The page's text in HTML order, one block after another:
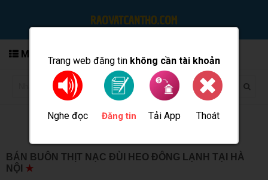
Trang web đăng tin không cần tài khoản
Nghe đọc Đăng tin Tải App Thoát
MENU
BÁN BUÔN THỊT NẠC ĐÙI HEO ĐÔNG LẠNH TẠI HÀ
NỘI ★